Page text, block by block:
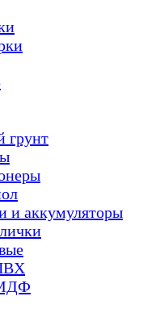
грунт
и аккумуляторы